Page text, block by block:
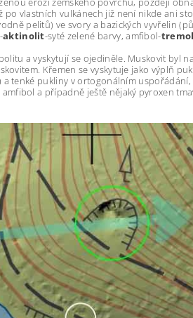
vlastních vulkánech již není nikde ani
pelitů) ve svory a bazických vyvřelin
aktinolit-syté zelené barvy, amfibol-
a vyskytují se ojediněle. Muskovit
Křemen se vyskytuje jako výplň
tenké pukliny v ortogonálním
a případně ještě nějaký pyroxen